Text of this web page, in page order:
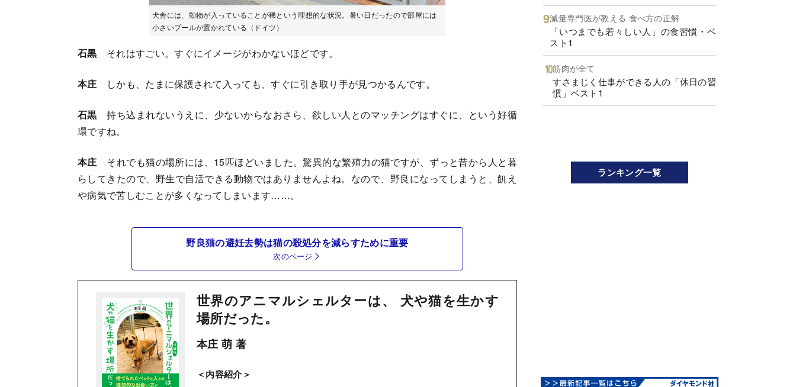
犬舎には、動物が入っていることが稀という理想的な状況。暑い日だったので部屋には
小さいプールが置かれている（ドイツ）
石黒 それはすごい。すぐにイメージがわかないほどです。
本庄 しかも、たまに保護されて入っても、すぐに引き取り手が見つかるんです。
石黒 持ち込まれないうえに、少ないからなおさら、欲しい人とのマッチングはすぐに、という好循
環ですね。
本庄 それでも猫の場所には、15匹ほどいました。驚異的な繁殖力の猫ですが、ずっと昔から人と暮
らしてきたので、野生で自活できる動物ではありませんよね。なので、野良になってしまうと、飢え
や病気で苦しむことが多くなってしまいます……。
野良猫の避妊去勢は猫の殺処分を減らすために重要
次のページ
世界のアニマルシェルターは、 犬や猫を生かす
場所だった。
本庄 萌 著
＜内容紹介＞
減量専門医が教える 食べ方の正解
「いつまでも若々しい人」の食習慣・ベ
スト1
筋肉が全て
すさまじく仕事ができる人の「休日の習
慣」ベスト1
ランキング一覧